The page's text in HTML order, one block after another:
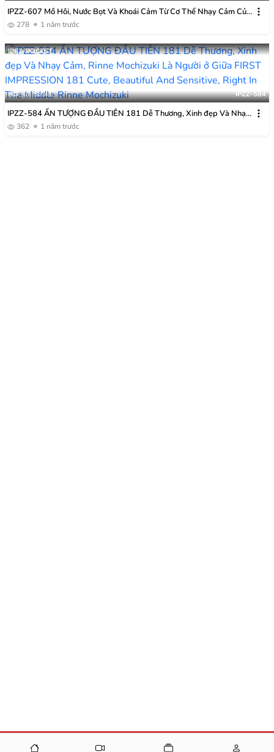
IPZZ-607 Mồ Hôi, Nước Bọt Và Khoái Cảm Từ Cơ Thể Nhạy Cảm Của
Cô ấy Hòa Quyện Vào Nhau Trong Cảnh Sex ướt át, Khiêu Dâm Và
278 1 năm trước
IDEA POCKET
HD 02:56:41 IPZZ-584
IPZZ-584 ẤN TƯỢNG ĐẦU TIÊN 181 Dễ Thương, Xinh đẹp Và Nhạy
Cảm, Rinne Mochizuki Là Người ở Giữa
362 1 năm trước